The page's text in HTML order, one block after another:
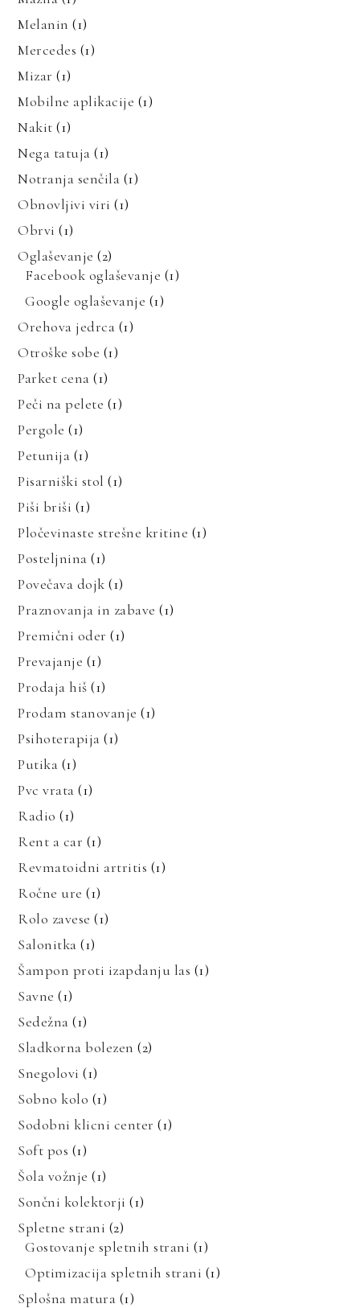
Melanin (1)
Mercedes (1)
Mizar (1)
Mobilne aplikacije (1)
Nakit (1)
Nega tatuja (1)
Notranja senčila (1)
Obnovljivi viri (1)
Obrvi (1)
Oglaševanje (2)
Facebook oglaševanje (1)
Google oglaševanje (1)
Orehova jedrca (1)
Otroške sobe (1)
Parket cena (1)
Peči na pelete (1)
Pergole (1)
Petunija (1)
Pisarniški stol (1)
Piši briši (1)
Pločevinaste strešne kritine (1)
Posteljnina (1)
Povečava dojk (1)
Praznovanja in zabave (1)
Premični oder (1)
Prevajanje (1)
Prodaja hiš (1)
Prodam stanovanje (1)
Psihoterapija (1)
Putika (1)
Pvc vrata (1)
Radio (1)
Rent a car (1)
Revmatoidni artritis (1)
Ročne ure (1)
Rolo zavese (1)
Salonitka (1)
Šampon proti izapdanju las (1)
Savne (1)
Sedežna (1)
Sladkorna bolezen (2)
Snegolovi (1)
Sobno kolo (1)
Sodobni klicni center (1)
Soft pos (1)
Šola vožnje (1)
Sončni kolektorji (1)
Spletne strani (2)
Gostovanje spletnih strani (1)
Optimizacija spletnih strani (1)
Splošna matura (1)